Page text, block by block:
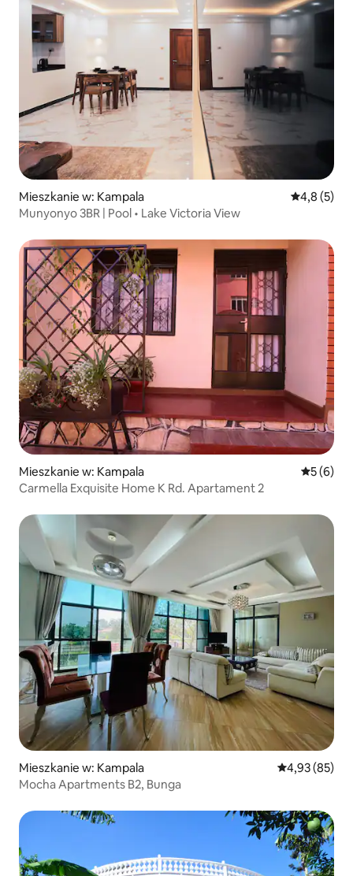
Mieszkanie w: Kampala Średnia
4,8 (5)
Munyonyo 3BR | Pool • Lake Victoria View
Mieszkanie w: Kampala Średnia
5 (6)
Carmella Exquisite Home K Rd. Apartament 2
Mieszkanie w: Kampala Średnia
4,93 (85)
Mocha Apartments B2, Bunga